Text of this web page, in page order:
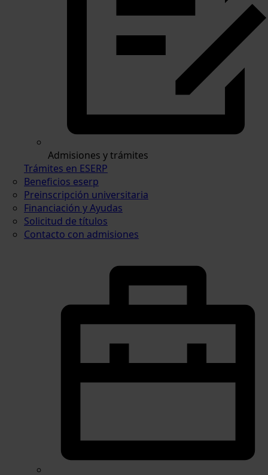
Admisiones y trámites
Trámites en ESERP
Beneficios eserp
Preinscripción universitaria
Financiación y Ayudas
Solicitud de títulos
Contacto con admisiones